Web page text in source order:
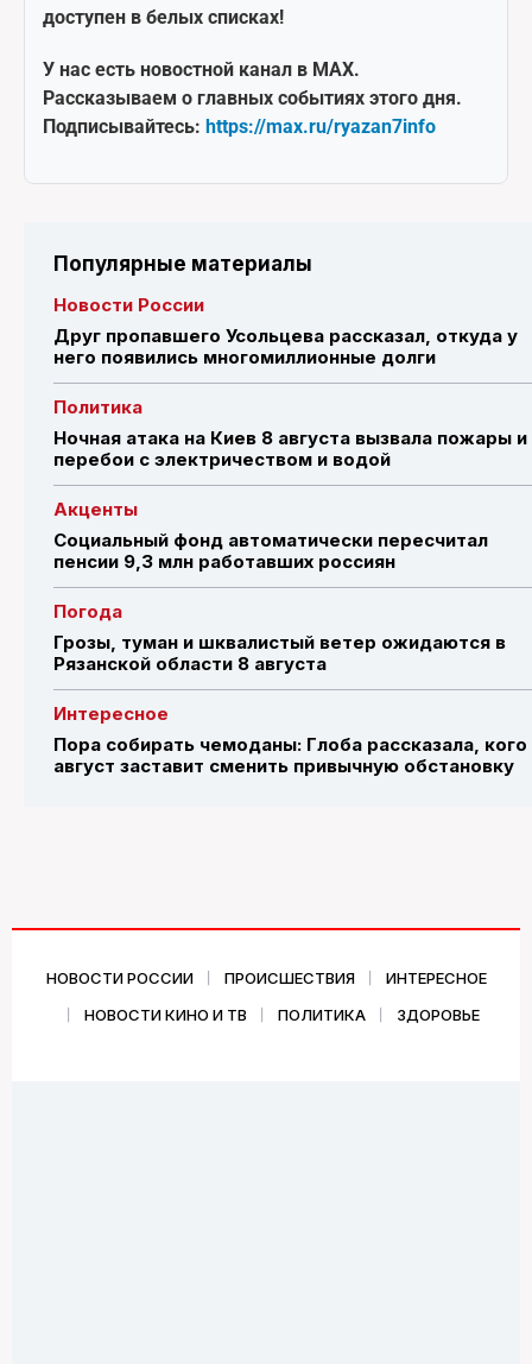
доступен в белых списках!
У нас есть новостной канал в MAX.
Рассказываем о главных событиях этого дня.
Подписывайтесь: https://max.ru/ryazan7info
Популярные материалы
Новости России
Друг пропавшего Усольцева рассказал, откуда у
него появились многомиллионные долги
Политика
Ночная атака на Киев 8 августа вызвала пожары и
перебои с электричеством и водой
Акценты
Социальный фонд автоматически пересчитал
пенсии 9,3 млн работавших россиян
Погода
Грозы, туман и шквалистый ветер ожидаются в
Рязанской области 8 августа
Интересное
Пора собирать чемоданы: Глоба рассказала, кого
август заставит сменить привычную обстановку
НОВОСТИ РОССИИ ПРОИСШЕСТВИЯ
ИНТЕРЕСНОЕ
НОВОСТИ КИНО И ТВ
ПОЛИТИКА ЗДОРОВЬЕ